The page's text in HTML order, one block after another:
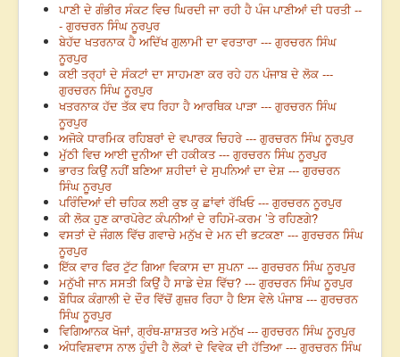
ਪਾਣੀ ਦੇ ਗੰਭੀਰ ਸੰਕਟ ਵਿਚ ਘਿਰਦੀ ਜਾ ਰਹੀ ਹੈ ਪੰਜ ਪਾਣੀਆਂ ਦੀ ਧਰਤੀ --
- ਗੁਰਚਰਨ ਸਿੰਘ ਨੂਰਪੁਰ
ਬੇਹੱਦ ਖਤਰਨਾਕ ਹੈ ਅਦਿੱਖ ਗੁਲਾਮੀ ਦਾ ਵਰਤਾਰਾ --- ਗੁਰਚਰਨ ਸਿੰਘ
ਨੂਰਪੁਰ
ਕਈ ਤਰ੍ਹਾਂ ਦੇ ਸੰਕਟਾਂ ਦਾ ਸਾਹਮਣਾ ਕਰ ਰਹੇ ਹਨ ਪੰਜਾਬ ਦੇ ਲੋਕ ---
ਗੁਰਚਰਨ ਸਿੰਘ ਨੂਰਪੁਰ
ਖਤਰਨਾਕ ਹੱਦ ਤੱਕ ਵਧ ਰਿਹਾ ਹੈ ਆਰਥਿਕ ਪਾੜਾ --- ਗੁਰਚਰਨ ਸਿੰਘ
ਨੂਰਪੁਰ
ਅਜੋਕੇ ਧਾਰਮਿਕ ਰਹਿਬਰਾਂ ਦੇ ਵਪਾਰਕ ਚਿਹਰੇ --- ਗੁਰਚਰਨ ਸਿੰਘ ਨੂਰਪੁਰ
ਮੁੱਠੀ ਵਿਚ ਆਈ ਦੁਨੀਆ ਦੀ ਹਕੀਕਤ --- ਗੁਰਚਰਨ ਸਿੰਘ ਨੂਰਪੁਰ
ਭਾਰਤ ਕਿਉਂ ਨਹੀਂ ਬਣਿਆ ਸ਼ਹੀਦਾਂ ਦੇ ਸੁਪਨਿਆਂ ਦਾ ਦੇਸ਼ --- ਗੁਰਚਰਨ
ਸਿੰਘ ਨੂਰਪੁਰ
ਪਰਿੰਦਿਆਂ ਦੀ ਚਹਿਕ ਲਈ ਕੁਝ ਕੁ ਛਾਂਵਾਂ ਰੱਖਿਓ --- ਗੁਰਚਰਨ ਨੂਰਪੁਰ
ਕੀ ਲੋਕ ਹੁਣ ਕਾਰਪੋਰੇਟ ਕੰਪਨੀਆਂ ਦੇ ਰਹਿਮੋ-ਕਰਮ ’ਤੇ ਰਹਿਣਗੇ?
ਵਸਤਾਂ ਦੇ ਜੰਗਲ ਵਿੱਚ ਗਵਾਚੇ ਮਨੁੱਖ ਦੇ ਮਨ ਦੀ ਭਟਕਣਾ --- ਗੁਰਚਰਨ ਸਿੰਘ
ਨੂਰਪੁਰ
ਇੱਕ ਵਾਰ ਫਿਰ ਟੁੱਟ ਗਿਆ ਵਿਕਾਸ ਦਾ ਸੁਪਨਾ --- ਗੁਰਚਰਨ ਸਿੰਘ ਨੂਰਪੁਰ
ਮਨੁੱਖੀ ਜਾਨ ਸਸਤੀ ਕਿਉਂ ਹੈ ਸਾਡੇ ਦੇਸ਼ ਵਿੱਚ? --- ਗੁਰਚਰਨ ਸਿੰਘ ਨੂਰਪੁਰ
ਬੌਧਿਕ ਕੰਗਾਲੀ ਦੇ ਦੌਰ ਵਿੱਚੋਂ ਗੁਜ਼ਰ ਰਿਹਾ ਹੈ ਇਸ ਵੇਲੇ ਪੰਜਾਬ --- ਗੁਰਚਰਨ
ਸਿੰਘ ਨੂਰਪੁਰ
ਵਿਗਿਆਨਕ ਖੋਜਾਂ, ਗ੍ਰੰਥ-ਸ਼ਾਸ਼ਤਰ ਅਤੇ ਮਨੁੱਖ --- ਗੁਰਚਰਨ ਸਿੰਘ ਨੂਰਪੁਰ
ਅੰਧਵਿਸ਼ਵਾਸ ਨਾਲ ਹੁੰਦੀ ਹੈ ਲੋਕਾਂ ਦੇ ਵਿਵੇਕ ਦੀ ਹੱਤਿਆ --- ਗੁਰਚਰਨ ਸਿੰਘ